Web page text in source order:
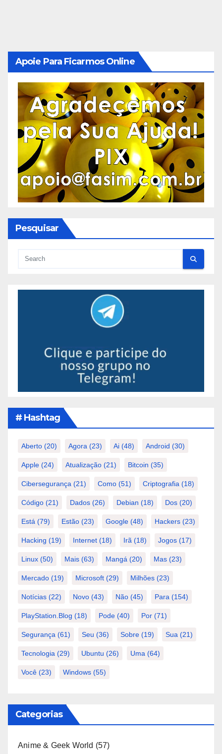
Apoie Para Ficarmos Online
Pesquisar
# Hashtag
Aberto (20) Agora (23) Ai (48) Android (30)
Apple (24) Atualização (21) Bitcoin (35)
Cibersegurança (21) Como (51) Criptografia (18)
Código (21) Dados (26) Debian (18) Dos (20)
Está (79) Estão (23) Google (48) Hackers (23)
Hacking (19) Internet (18) Irã (18) Jogos (17)
Linux (50) Mais (63) Mangá (20) Mas (23)
Mercado (19) Microsoft (29) Milhões (23)
Notícias (22) Novo (43) Não (45) Para (154)
PlayStation.Blog (18) Pode (40) Por (71)
Segurança (61) Seu (36) Sobre (19) Sua (21)
Tecnologia (29) Ubuntu (26) Uma (64)
Você (23) Windows (55)
Categorias
Anime & Geek World (57)